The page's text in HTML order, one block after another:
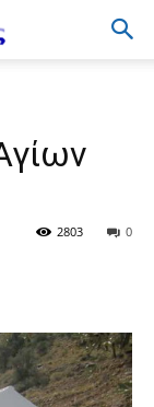
0
2803